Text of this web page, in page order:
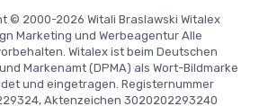
© 2000-2026 Witali Braslawski Witalex
Marketing und WerbeagenturAlle
Witalex ist beim Deutschen
Markenamt (DPMA) als Wort-Bildmarke
und eingetragen. Registernummer
Aktenzeichen 3020202293240